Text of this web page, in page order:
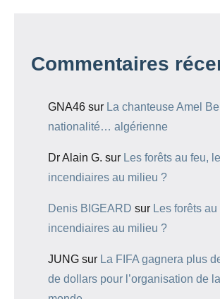
Commentaires
GNA46 sur La chanteuse Amel
nationalité… algérienne
Dr Alain G. sur Les forêts au feu,
incendiaires au milieu ?
Denis BIGEARD sur Les forêts
incendiaires au milieu ?
JUNG sur La FIFA gagnera plus
de dollars pour l’organisation de